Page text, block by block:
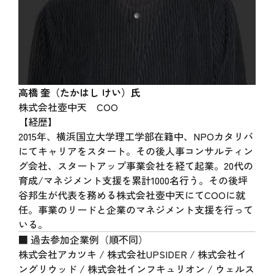
高橋 奎（たかはし けい）氏
株式会社壺中天 COO
【経歴】
2015年、横浜国立大学理工学部在籍中、NPOカタリバ
にてキャリアをスタート。その後人事コンサルティン
グ会社、スタートアップ事業会社を経て起業。20代の
育成/マネジメント支援を累計1000名行う。その後坪
谷邦生が代表を務める株式会社壺中天にてCOOに就
任。事業のリードと企業のマネジメント支援を行って
いる。
■ 過去参加企業例（順不同）
株式会社アカツキ / 株式会社UPSIDER / 株式会社イ
ングリウッド / 株式会社インフキュリオン / ウェルス